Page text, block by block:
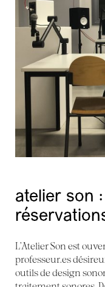
atelier son
L’Atelier Son est
professeur.es
outils de design